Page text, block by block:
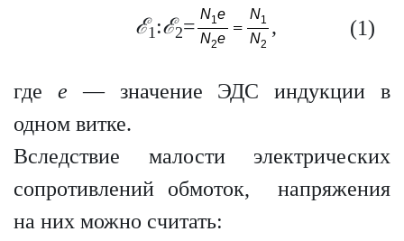
ℰ1 :ℰ2= , (1)
где e — значение ЭДС индукции в
одном витке.
Вследствие малости электрических
сопротивлений обмоток, напря­жения
на них можно считать: